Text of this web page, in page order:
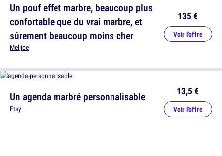
Un agenda marbré personnalisable
Etsy
13,5 €
Voir l'offre
Un pouf effet marbre, beaucoup plus
confortable que du vrai marbre, et
sûrement beaucoup moins cher
Melijoe
135 €
Voir l'offre